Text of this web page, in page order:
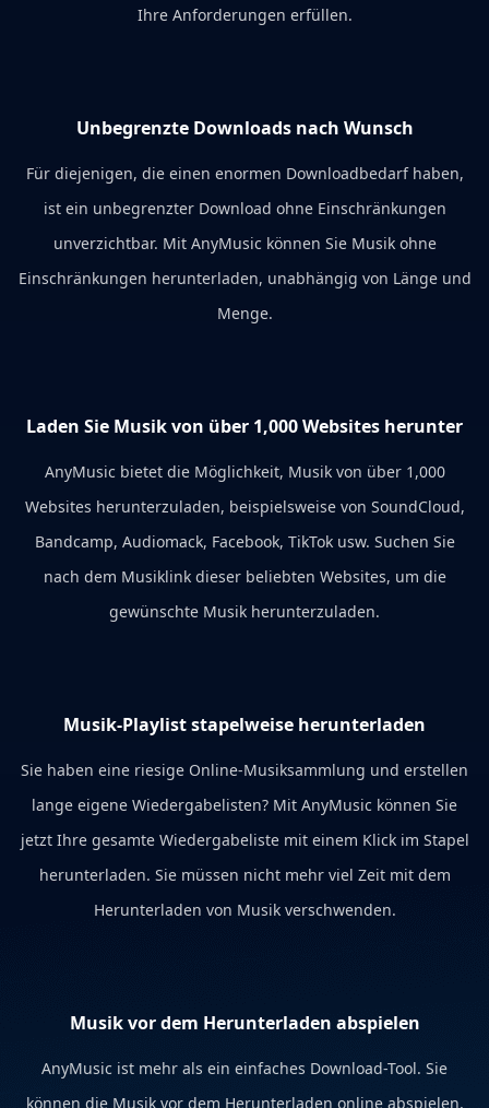
Ihre Anforderungen erfüllen.
Unbegrenzte Downloads nach Wunsch
Für diejenigen, die einen enormen Downloadbedarf haben,
ist ein unbegrenzter Download ohne Einschränkungen
unverzichtbar. Mit AnyMusic können Sie Musik ohne
Einschränkungen herunterladen, unabhängig von Länge und
Menge.
Laden Sie Musik von über 1,000 Websites herunter
AnyMusic bietet die Möglichkeit, Musik von über 1,000
Websites herunterzuladen, beispielsweise von SoundCloud,
Bandcamp, Audiomack, Facebook, TikTok usw. Suchen Sie
nach dem Musiklink dieser beliebten Websites, um die
gewünschte Musik herunterzuladen.
Musik-Playlist stapelweise herunterladen
Sie haben eine riesige Online-Musiksammlung und erstellen
lange eigene Wiedergabelisten? Mit AnyMusic können Sie
jetzt Ihre gesamte Wiedergabeliste mit einem Klick im Stapel
herunterladen. Sie müssen nicht mehr viel Zeit mit dem
Herunterladen von Musik verschwenden.
Musik vor dem Herunterladen abspielen
AnyMusic ist mehr als ein einfaches Download-Tool. Sie
können die Musik vor dem Herunterladen online abspielen,